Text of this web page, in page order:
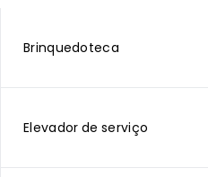
Brinquedoteca
Elevador de serviço